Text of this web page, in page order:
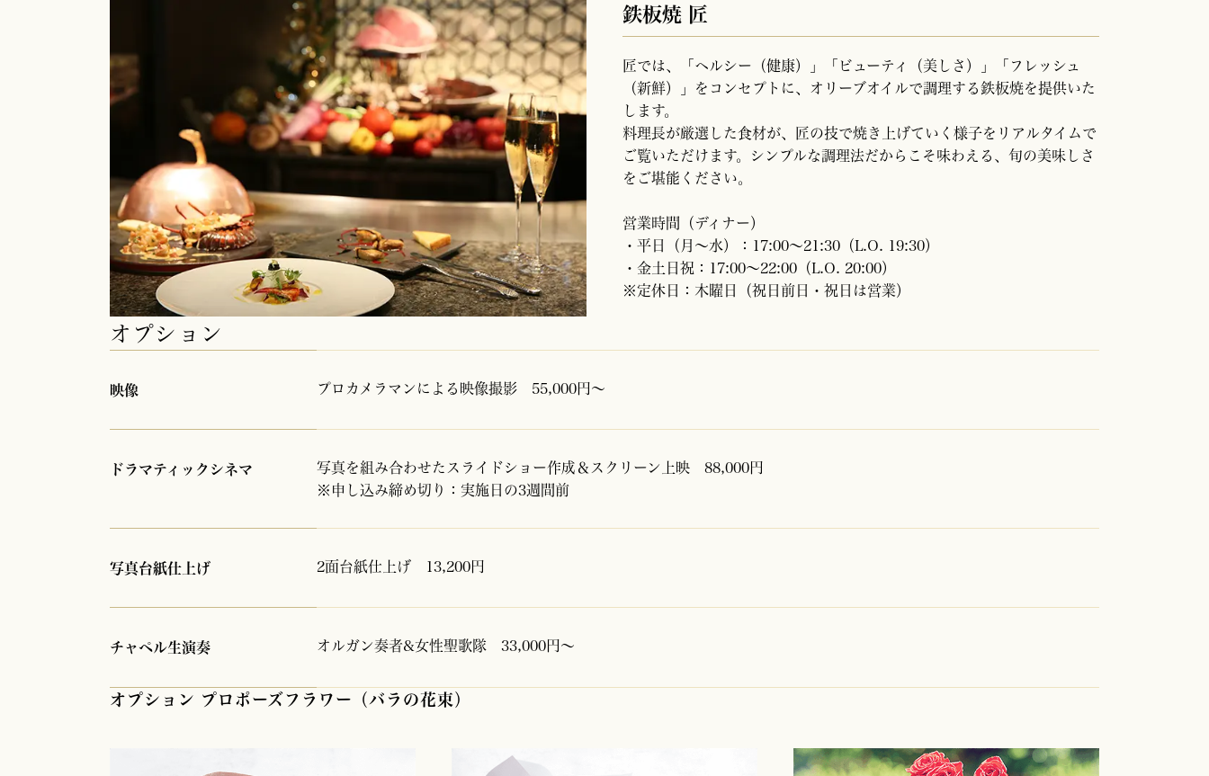
鉄板焼 匠
匠では、「ヘルシー（健康）」「ビューティ（美しさ）」「フレッシュ
（新鮮）」をコンセプトに、オリーブオイルで調理する鉄板焼を提供いた
します。
料理長が厳選した食材が、匠の技で焼き上げていく様子をリアルタイムで
ご覧いただけます。シンプルな調理法だからこそ味わえる、旬の美味しさ
をご堪能ください。
営業時間（ディナー）
・平日（月～水）：17:00～21:30（L.O. 19:30）
・金土日祝：17:00～22:00（L.O. 20:00）
※定休日：木曜日（祝日前日・祝日は営業）
オプション
映像 プロカメラマンによる映像撮影 55,000円～
ドラマティックシネマ
写真を組み合わせたスライドショー作成＆スクリーン上映 88,000円
※申し込み締め切り：実施日の3週間前
写真台紙仕上げ 2面台紙仕上げ 13,200円
チャペル生演奏 オルガン奏者&女性聖歌隊 33,000円〜
オプション プロポーズフラワー（バラの花束）